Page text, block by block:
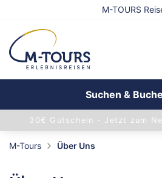
M-TOURS
Suchen &
30€ Gutschein - Jetzt zum
Zurück
Reisethemen anzeigen
M-Tours Über Uns